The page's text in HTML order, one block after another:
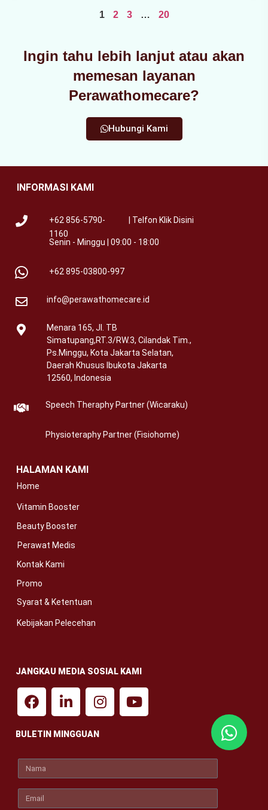
1 2 3 … 20
Ingin tahu lebih lanjut atau akan
memesan layanan
Perawathomecare?
Hubungi Kami
INFORMASI KAMI
| Telfon Klik Disini
+62 856-5790-
1160
Senin - Minggu | 09:00 - 18:00
+62 895-03800-997
info@perawathomecare.id
Menara 165, Jl. TB
Simatupang,RT.3/RW.3, Cilandak Tim.,
Ps.Minggu, Kota Jakarta Selatan,
Daerah Khusus Ibukota Jakarta
12560, Indonesia
Speech Theraphy Partner (Wicaraku)
Physioteraphy Partner (Fisiohome)
HALAMAN KAMI
Home
Vitamin Booster
Beauty Booster
Perawat Medis
Kontak Kami
Promo
Syarat & Ketentuan
Kebijakan Pelecehan
JANGKAU MEDIA SOSIAL KAMI
BULETIN MINGGUAN